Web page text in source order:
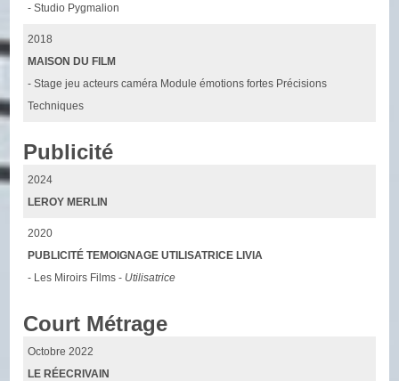
- Studio Pygmalion
2018
MAISON DU FILM
- Stage jeu acteurs caméra Module émotions fortes Précisions
Techniques
Publicité
2024
LEROY MERLIN
2020
PUBLICITÉ TEMOIGNAGE UTILISATRICE LIVIA
- Les Miroirs Films - Utilisatrice
Court Métrage
Octobre 2022
LE RÉECRIVAIN